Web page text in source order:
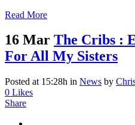
Read More
16 Mar The Cribs :
For All My Sisters
Posted at 15:28h in News by
0 Likes
Share